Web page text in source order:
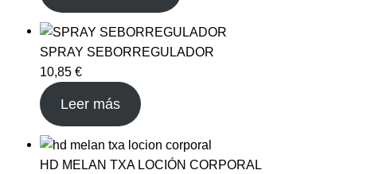
SPRAY SEBORREGULADOR
10,85 €
Leer más
HD MELAN TXA LOCIÓN CORPORAL